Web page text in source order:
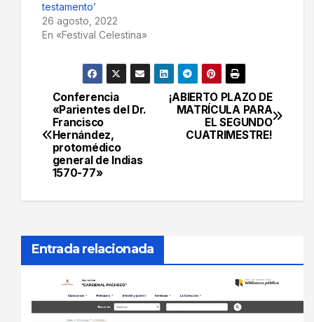
testamento’
26 agosto, 2022
En «Festival Celestina»
Navegación
de
entradas
¡ABIERTO PLAZO DE
MATRÍCULA PARA
EL SEGUNDO
CUATRIMESTRE!
Conferencia
«Parientes del Dr.
Francisco
Hernández,
protomédico
general de Indias
1570-77»
Entrada relacionada